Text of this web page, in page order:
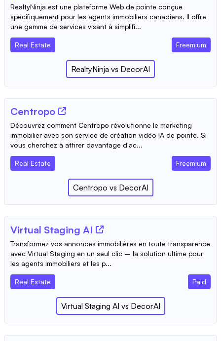
RealtyNinja est une plateforme Web de pointe conçue
spécifiquement pour les agents immobiliers canadiens. Il offre
une gamme de services visant à simplifi...
Real Estate Freemium
RealtyNinja vs DecorAI
Centropo
Découvrez comment Centropo révolutionne le marketing
immobilier avec son service de création vidéo IA de pointe. Si
vous cherchez à attirer davantage d'ac...
Real Estate Freemium
Centropo vs DecorAI
Virtual Staging AI
Transformez vos annonces immobilières en toute transparence
avec Virtual Staging en un seul clic – la solution ultime pour
les agents immobiliers et les p...
Real Estate Paid
Virtual Staging AI vs DecorAI